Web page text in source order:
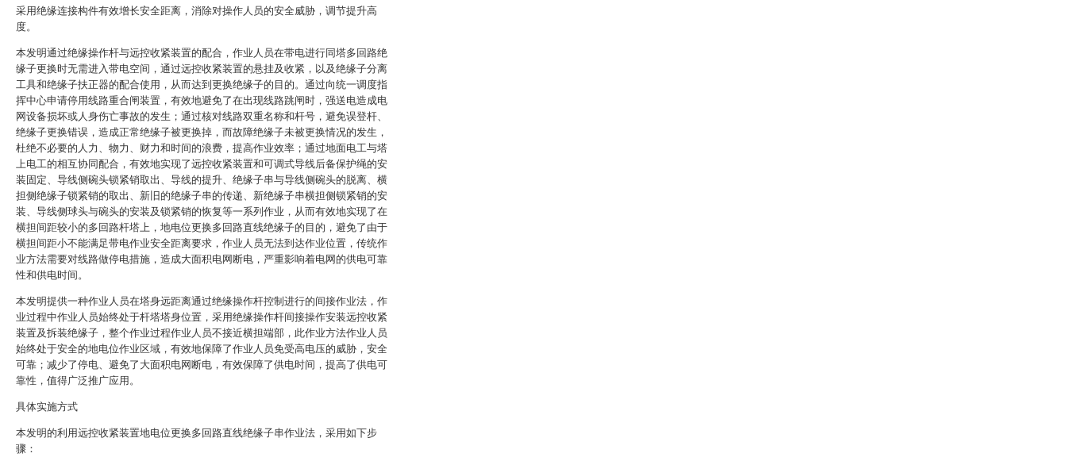
采用绝缘连接构件有效增长安全距离，消除对操作人员的安全威胁，调节提升高
度。
本发明通过绝缘操作杆与远控收紧装置的配合，作业人员在带电进行同塔多回路绝
缘子更换时无需进入带电空间，通过远控收紧装置的悬挂及收紧，以及绝缘子分离
工具和绝缘子扶正器的配合使用，从而达到更换绝缘子的目的。通过向统一调度指
挥中心申请停用线路重合闸装置，有效地避免了在出现线路跳闸时，强送电造成电
网设备损坏或人身伤亡事故的发生；通过核对线路双重名称和杆号，避免误登杆、
绝缘子更换错误，造成正常绝缘子被更换掉，而故障绝缘子未被更换情况的发生，
杜绝不必要的人力、物力、财力和时间的浪费，提高作业效率；通过地面电工与塔
上电工的相互协同配合，有效地实现了远控收紧装置和可调式导线后备保护绳的安
装固定、导线侧碗头锁紧销取出、导线的提升、绝缘子串与导线侧碗头的脱离、横
担侧绝缘子锁紧销的取出、新旧的绝缘子串的传递、新绝缘子串横担侧锁紧销的安
装、导线侧球头与碗头的安装及锁紧销的恢复等一系列作业，从而有效地实现了在
横担间距较小的多回路杆塔上，地电位更换多回路直线绝缘子的目的，避免了由于
横担间距小不能满足带电作业安全距离要求，作业人员无法到达作业位置，传统作
业方法需要对线路做停电措施，造成大面积电网断电，严重影响着电网的供电可靠
性和供电时间。
本发明提供一种作业人员在塔身远距离通过绝缘操作杆控制进行的间接作业法，作
业过程中作业人员始终处于杆塔塔身位置，采用绝缘操作杆间接操作安装远控收紧
装置及拆装绝缘子，整个作业过程作业人员不接近横担端部，此作业方法作业人员
始终处于安全的地电位作业区域，有效地保障了作业人员免受高电压的威胁，安全
可靠；减少了停电、避免了大面积电网断电，有效保障了供电时间，提高了供电可
靠性，值得广泛推广应用。
具体实施方式
本发明的利用远控收紧装置地电位更换多回路直线绝缘子串作业法，采用如下步
骤：